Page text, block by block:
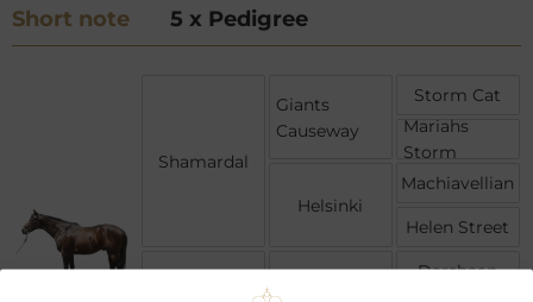
Short note 5 x Pedigree
Shamardal
Giants
Causeway
Helsinki
Storm Cat
Mariahs
Storm
Machiavellian
Helen Street
Darshaan